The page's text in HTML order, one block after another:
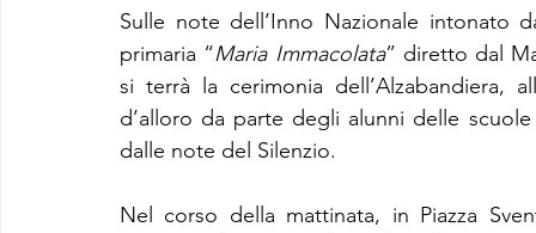
Sulle note dell’Inno Nazionale intonato
primaria “Maria Immacolata” diretto dal
si terrà la cerimonia dell’Alzabandiera,
d’alloro da parte degli alunni delle
dalle note del Silenzio.
Nel corso della mattinata, in Piazza